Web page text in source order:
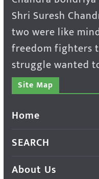
Shri Suresh
two were like
freedom fighters
struggle wanted
Site Map
Home
SEARCH
About Us